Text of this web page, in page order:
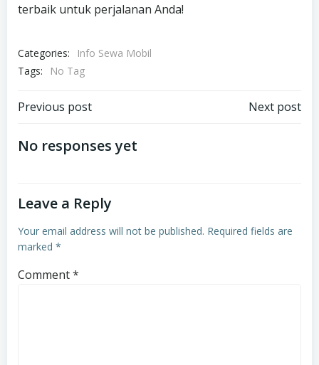
terbaik untuk perjalanan Anda!
Categories:
Info Sewa Mobil
Tags:
No Tag
Post
navigation
Previous post Next post
No responses yet
Leave a Reply
Your email address will not be published. Required fields are
marked *
Comment*